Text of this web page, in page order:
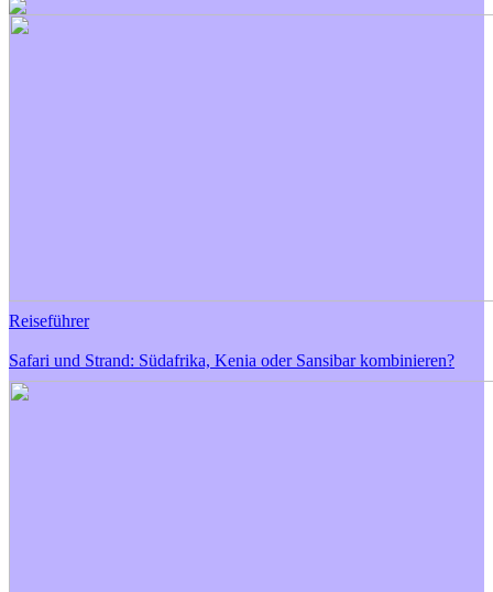
Reiseführer
Safari und Strand: Südafrika, Kenia oder Sansibar kombinieren?